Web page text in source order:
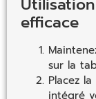
efficace
sur la
Placez
intégré